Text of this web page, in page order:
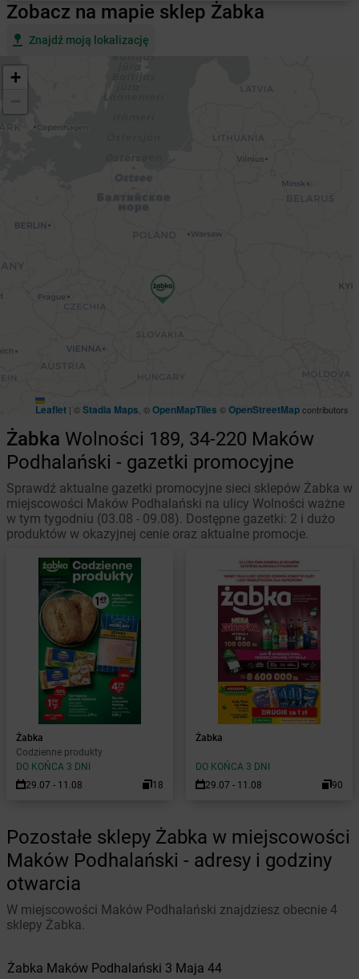
Zobacz na mapie sklep Żabka
Znajdź moją lokalizację
+
Leaflet | ©Stadia Maps , ©OpenMapTiles ©OpenStreetMapcontributors
Żabka Wolności 189, 34-220 Maków
Podhalański - gazetki promocyjne
Sprawdź aktualne gazetki promocyjne sieci sklepów Żabka w
miejscowości Maków Podhalański na ulicy Wolności ważne
w tym tygodniu (03.08 - 09.08). Dostępne gazetki: 2 i dużo
produktów w okazyjnej cenie oraz aktualne promocje.
Żabka
Codzienne produkty
DO KOŃCA 3 DNI
29.07 - 11.08
18
Żabka
DO KOŃCA 3 DNI
29.07 - 11.08
90
Pozostałe sklepy Żabka w miejscowości
Maków Podhalański - adresy i godziny
otwarcia
W miejscowości Maków Podhalański znajdziesz obecnie 4
sklepy Żabka.
Żabka Maków Podhalański 3 Maja 44